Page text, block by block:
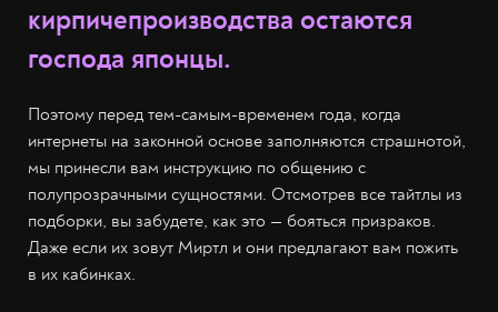
кирпичепроизводства остаются
господа японцы.
Поэтому перед тем-самым-временем года, когда
интернеты на законной основе заполняются страшнотой,
мы принесли вам инструкцию по общению с
полупрозрачными сущностями. Отсмотрев все тайтлы из
подборки, вы забудете, как это — бояться призраков.
Даже если их зовут Миртл и они предлагают вам пожить
в их кабинках.